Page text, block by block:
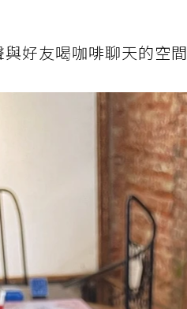
好友喝咖啡聊天的空間